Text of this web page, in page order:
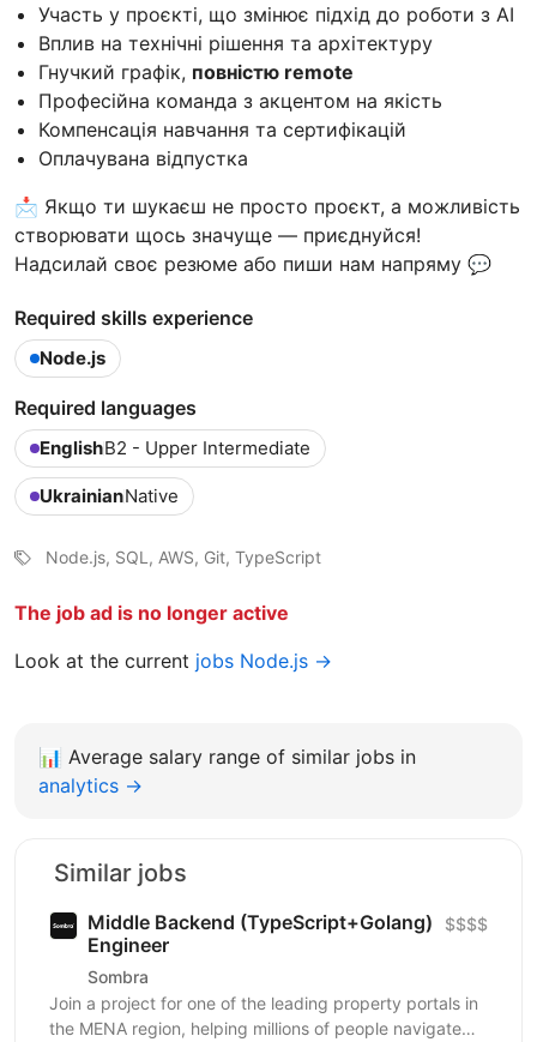
Участь у проєкті, що змінює підхід до роботи з AI
Вплив на технічні рішення та архітектуру
Гнучкий графік, повністю remote
Професійна команда з акцентом на якість
Компенсація навчання та сертифікацій
Оплачувана відпустка
📩 Якщо ти шукаєш не просто проєкт, а можливість
створювати щось значуще — приєднуйся!
Надсилай своє резюме або пиши нам напряму 💬
Required skills experience
Node.js
Required languages
EnglishB2 - Upper Intermediate
UkrainianNative
Node.js, SQL, AWS, Git, TypeScript
The job ad is no longer active
Look at the current jobs Node.js →
📊 Average salary range of similar jobs in
analytics →
Similar jobs
Middle Backend (TypeScript+Golang)
Engineer
Sombra
$$$$
Join a project for one of the leading property portals in
the MENA region, helping millions of people navigate